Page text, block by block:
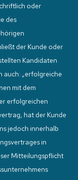
oder
des
der Kunde oder
Kandidaten
auch: „erfolgreiche
mit dem
erfolgreichen
hat der Kunde
jedoch innerhalb
in
Mitteilungspflicht